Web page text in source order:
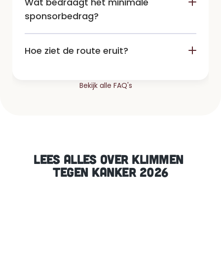
sponsorbedrag?
Hoe ziet de route eruit?
Bekijk alle FAQ's
LEES ALLES OVER KLIMMEN
TEGEN KANKER 2026